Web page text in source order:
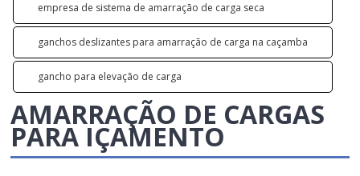
empresa de sistema de amarração de carga seca
ganchos deslizantes para amarração de carga na caçamba
gancho para elevação de carga
AMARRAÇÃO DE CARGAS
PARA IÇAMENTO